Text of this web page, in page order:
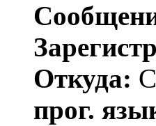
Откуда:
прог.